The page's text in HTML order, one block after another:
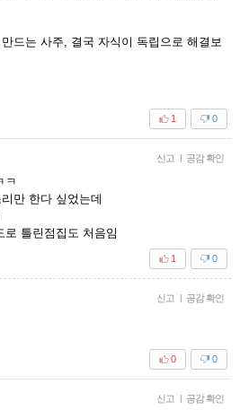
드는 사주, 결국 자식이 독립으로 해결보
0
1
신고 | 공감 확인
ㅋ
만 한다 싶었는데
틀린점집도 처음임
0
1
신고 | 공감 확인
0
0
신고 | 공감 확인